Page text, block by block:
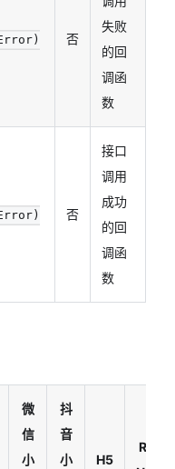
否
失败
的回
调函
数
否
接口
调用
成功
的回
调函
数
微
信
小
抖
音
小
H5
React